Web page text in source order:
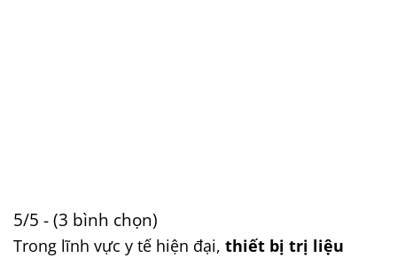
5/5 - (3 bình chọn)
Trong lĩnh vực y tế hiện đại, thiết bị trị liệu